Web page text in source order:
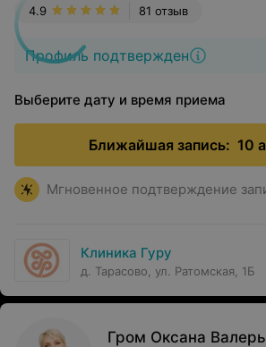
Профиль подтвержден
81 отзыв
4.9
Выберите дату и время приема
Ближайшая запись: 10
Мгновенное подтверждение
Клиника Гуру
д. Тарасово, ул. Ратомская, 1Б
Гром Оксана